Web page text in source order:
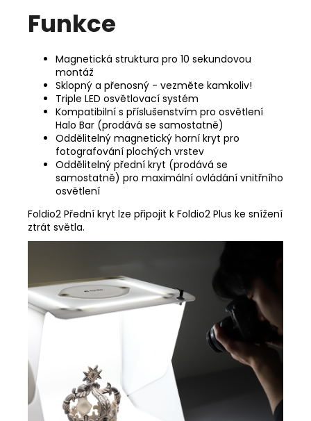
Funkce
Magnetická struktura pro 10 sekundovou
montáž
Sklopný a přenosný - vezměte kamkoliv!
Triple LED osvětlovací systém
Kompatibilní s příslušenstvím pro osvětlení
Halo Bar (prodává se samostatně)
Oddělitelný magnetický horní kryt pro
fotografování plochých vrstev
Oddělitelný přední kryt (prodává se
samostatně) pro maximální ovládání vnitřního
osvětlení
Foldio2 Přední kryt lze připojit k Foldio2 Plus ke snížení
ztrát světla.